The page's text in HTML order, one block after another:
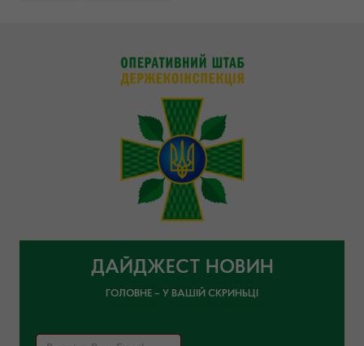
ДАЙДЖЕСТ НОВИН
ГОЛОВНЕ – У ВАШІЙ СКРИНЬЦІ